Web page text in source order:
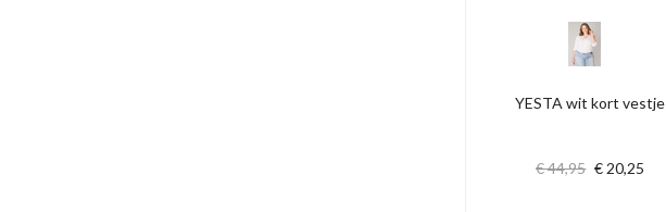
YESTA wit kort vestje
€ 44,95 € 20,25